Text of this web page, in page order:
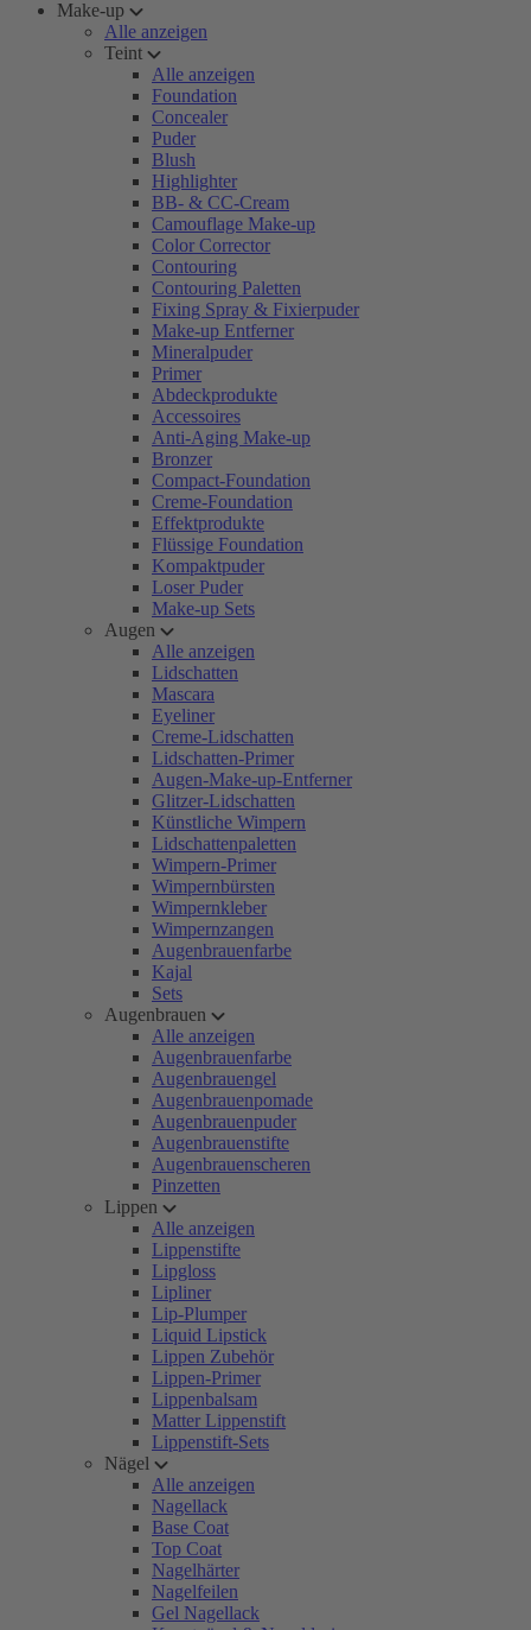
Make-up
Alle anzeigen
Teint
Alle anzeigen
Foundation
Concealer
Puder
Blush
Highlighter
BB- & CC-Cream
Camouflage Make-up
Color Corrector
Contouring
Contouring Paletten
Fixing Spray & Fixierpuder
Make-up Entferner
Mineralpuder
Primer
Abdeckprodukte
Accessoires
Anti-Aging Make-up
Bronzer
Compact-Foundation
Creme-Foundation
Effektprodukte
Flüssige Foundation
Kompaktpuder
Loser Puder
Make-up Sets
Augen
Alle anzeigen
Lidschatten
Mascara
Eyeliner
Creme-Lidschatten
Lidschatten-Primer
Augen-Make-up-Entferner
Glitzer-Lidschatten
Künstliche Wimpern
Lidschattenpaletten
Wimpern-Primer
Wimpernbürsten
Wimpernkleber
Wimpernzangen
Augenbrauenfarbe
Kajal
Sets
Augenbrauen
Alle anzeigen
Augenbrauenfarbe
Augenbrauengel
Augenbrauenpomade
Augenbrauenpuder
Augenbrauenstifte
Augenbrauenscheren
Pinzetten
Lippen
Alle anzeigen
Lippenstifte
Lipgloss
Lipliner
Lip-Plumper
Liquid Lipstick
Lippen Zubehör
Lippen-Primer
Lippenbalsam
Matter Lippenstift
Lippenstift-Sets
Nägel
Alle anzeigen
Nagellack
Base Coat
Top Coat
Nagelhärter
Nagelfeilen
Gel Nagellack